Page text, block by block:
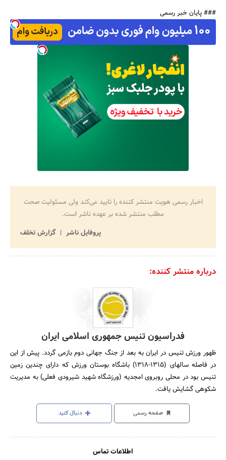
جستجو
### پایان خبر رسمی
اخبار رسمی هویت منتشر کننده را تایید می‌کند ولی مسئولیت صحت
مطلب منتشر شده بر عهده ناشر است.
پروفایل ناشر
گزارش تخلف
درباره منتشر کننده:
فدراسیون تنیس جمهوری اسلامی ایران
ظهور ورزش تنیس در ایران به بعد از جنگ جهانی دوم بازمی گردد. پیش از این
در فاصله سالهای (1315-1318) باشگاه بوستان ورزش که دارای چندین زمین
تنیس بود در محلی روبروی امجدیه (ورزشگاه شهید شیرودی فعلی) به مدیریت
شکوهی گشایش یافت.
صفحه رسمی دنبال کنید
اطلاعات تماس